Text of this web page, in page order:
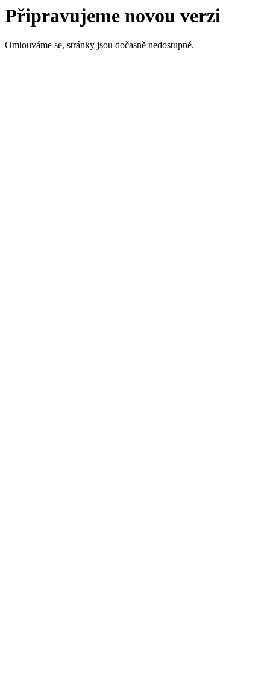
Připravujeme novou verzi
Omlouváme se, stránky jsou dočasně nedostupné.